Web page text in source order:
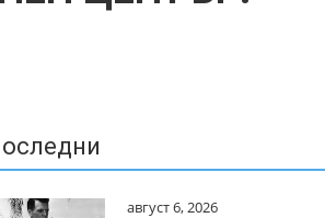
август 6, 2026